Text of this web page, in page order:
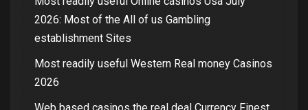
2026: Most of the All of us Gambling
establishment Sites
Most readily useful Western Real money Casinos
2026